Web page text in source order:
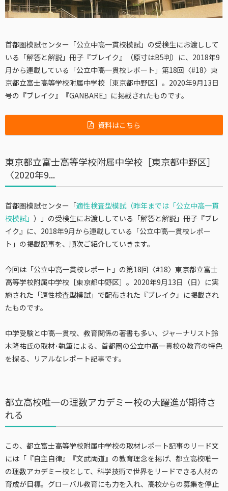
首都圏模試センター「公立中高一貫校模試」の受検生にお渡しして
いる「解答と解説」冊子『ブレイク』（原寸はB5判）に、2018年9
月から連載している「公立中高一貫校レポート」第18回〈#18〉東
京都立富士高等学校附属中学校［東京都中野区］。2020年9月13日
号の『ブレイク』『GANBARE』に掲載されたものです。
資料はこちら
東京都立富士高等学校附属中学校［東京都中野区］
〈2020年9...
首都圏模試センター「適性検査型模試（昨年までは「公立中高一貫
校模試」 ）」の受検生にお渡ししている「解答と解説」冊子『ブレ
イク』に、2018年9月から連載している「公立中高一貫校レポー
ト」の掲載記事を、順次ご紹介していきます。
今回は「公立中高一貫校レポート」の第18回〈#18〉東京都立富士
高等学校附属中学校［東京都中野区］。2020年9月13日（日）に実
施された「適性検査型模試」で配布された『ブレイク』に掲載され
たものです。
中学受験と中高一貫校、教育関係の著書も多い、ジャーナリスト鈴
木隆祐氏の取材･執筆による、首都圏の公立中高一貫校の教育の特色
を探る、リアルなレポート記事です。
都立高校唯一の理数アカデミー校の大躍進が期待さ
れる
この、都立富士高等学校附属中学校の取材レポート記事のリード文
には「『自主自律』『文武両道』の教育理念を掲げ、都立高校唯一
の理数アカデミー校として、科学技術で世界をリードできる人材の
育成が目標。グローバル教育にも力を入れ、高校からの募集を停止